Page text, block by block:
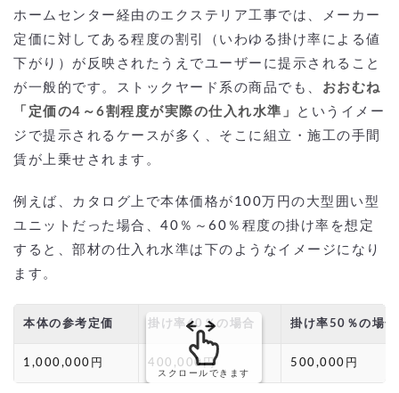
ホームセンター経由のエクステリア工事では、メーカー
定価に対してある程度の割引（いわゆる掛け率による値
下がり）が反映されたうえでユーザーに提示されること
が一般的です。ストックヤード系の商品でも、 おおむね
「定価の4～6割程度が実際の仕入れ水準」
というイメー
ジで提示されるケースが多く、そこに組立・施工の手間
賃が上乗せされます。
例えば、カタログ上で本体価格が100万円の大型囲い型
ユニットだった場合、40％～60％程度の掛け率を想定
すると、部材の仕入れ水準は下のようなイメージになり
ます。
本体の参考定価 掛け率40％の場合 掛け率50％の場合
1,000,000円 400,000円 500,000円
スクロールできます